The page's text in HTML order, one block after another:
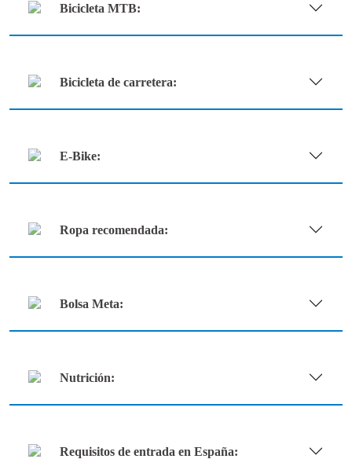
Bicicleta MTB:
Bicicleta de carretera:
E-Bike:
Ropa recomendada:
Bolsa Meta:
Nutrición:
Requisitos de entrada en España: